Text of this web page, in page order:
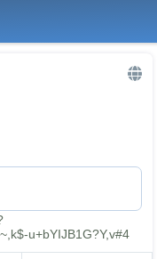
u+bYIJB1G?Y,v#4